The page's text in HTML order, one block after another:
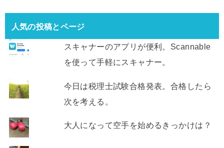
人気の投稿とページ
スキャナーのアプリが便利。Scannable
を使って手軽にスキャナー。
今日は税理士試験合格発表。合格したら
次を考える。
大人になって空手を始めるきっかけは？